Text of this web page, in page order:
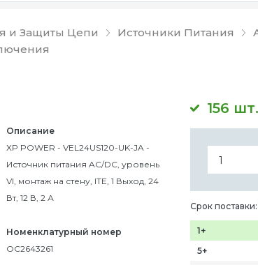
и Защиты Цепи Источники Питания
156 шт.
Описание
XP POWER - VEL24US120-UK-JA -
Источник питания AC/DC, уровень
VI, монтаж на стену, ITE, 1 Выход, 24
Вт, 12 В, 2 А
Номенклатурный номер
OC2643261
Срок поставки:
1+
5+